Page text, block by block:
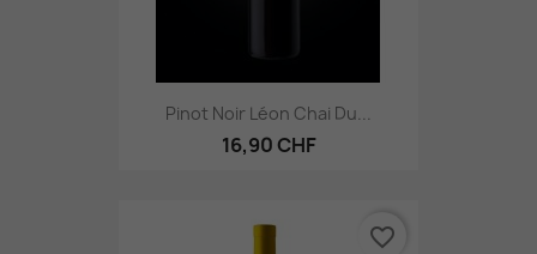
Pinot Noir Léon Chai Du...
16,90 CHF
favorite_border